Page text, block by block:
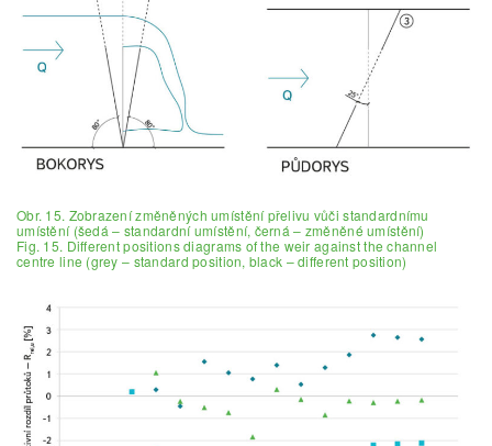
Obr. 15. Zobrazení změněných umístění přelivu vůči standardnímu
umístění (šedá – standardní umístění, černá – změněné umístění)
Fig. 15. Different positions diagrams of the weir against the channel
centre line (grey – standard position, black – different position)